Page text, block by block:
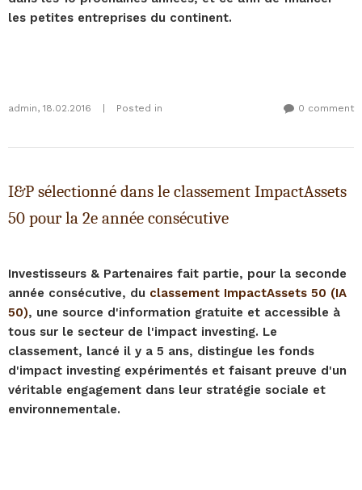
les petites entreprises du continent.
admin, 18.02.2016 Posted in 0 comment
I&P sélectionné dans le classement ImpactAssets
50 pour la 2e année consécutive
Investisseurs & Partenaires fait partie, pour la seconde
année consécutive, du classement ImpactAssets 50 (IA
50), une source d'information gratuite et accessible à
tous sur le secteur de l'impact investing. Le
classement, lancé il y a 5 ans, distingue les fonds
d'impact investing expérimentés et faisant preuve d'un
véritable engagement dans leur stratégie sociale et
environnementale.